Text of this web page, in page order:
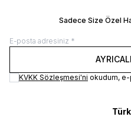
Sadece Size Özel
KVKK Sözleşmesi'ni okudum, e-